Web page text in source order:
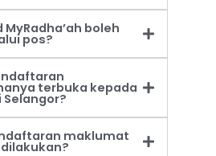
MyRadha’ah boleh
pos?
terbuka kepada
maklumat